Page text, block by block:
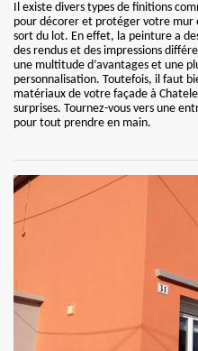
Il existe divers types de finitions
pour décorer et protéger votre
sort du lot. En effet, la peinture a
des rendus et des impressions
une multitude d’avantages et une
personnalisation. Toutefois, il faut
matériaux de votre façade à
surprises. Tournez-vous vers une
pour tout prendre en main.